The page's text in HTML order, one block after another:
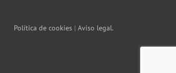
Política de cookies | Aviso legal.